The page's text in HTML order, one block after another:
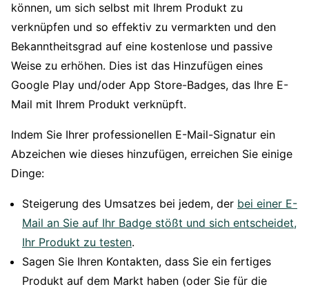
können, um sich selbst mit Ihrem Produkt zu
verknüpfen und so effektiv zu vermarkten und den
Bekanntheitsgrad auf eine kostenlose und passive
Weise zu erhöhen. Dies ist das Hinzufügen eines
Google Play und/oder App Store-Badges, das Ihre E-
Mail mit Ihrem Produkt verknüpft.
Indem Sie Ihrer professionellen E-Mail-Signatur ein
Abzeichen wie dieses hinzufügen, erreichen Sie einige
Dinge:
Steigerung des Umsatzes bei jedem, der bei einer E-
Mail an Sie auf Ihr Badge stößt und sich entscheidet,
Ihr Produkt zu testen.
Sagen Sie Ihren Kontakten, dass Sie ein fertiges
Produkt auf dem Markt haben (oder Sie für die